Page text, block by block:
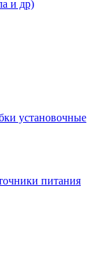
и др)
установочные
питания